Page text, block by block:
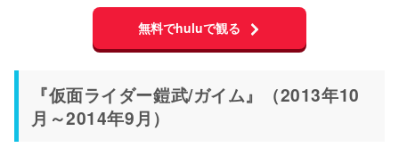
無料でhuluで観る
『仮面ライダー鎧武/ガイム』（2013年10
月～2014年9月）